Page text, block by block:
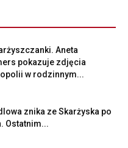
Aneta
pokazuje zdjęcia
w rodzinnym...
znika ze Skarżyska po
Ostatnim...